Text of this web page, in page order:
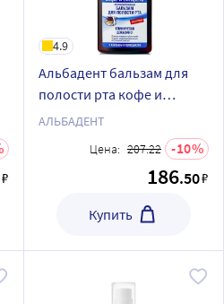
₽
4.9
Альбадент бальзам для
полости рта кофе и
сигарета для курящих 400
АЛЬБАДЕНТ
Цена: 207.22 10
186.50₽
Купить